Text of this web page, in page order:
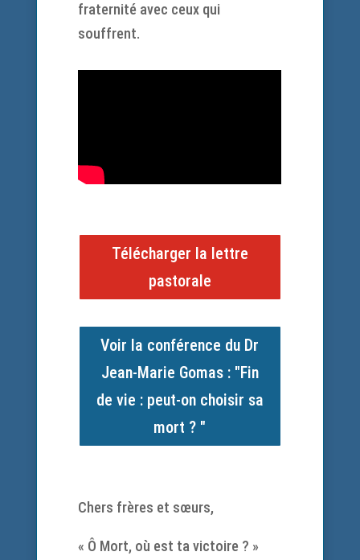
fraternité avec ceux qui
souffrent.
Télécharger la lettre
pastorale
Voir la conférence du Dr
Jean-Marie Gomas : "Fin
de vie : peut-on choisir sa
mort ? "
Chers frères et sœurs,
« Ô Mort, où est ta victoire ? »